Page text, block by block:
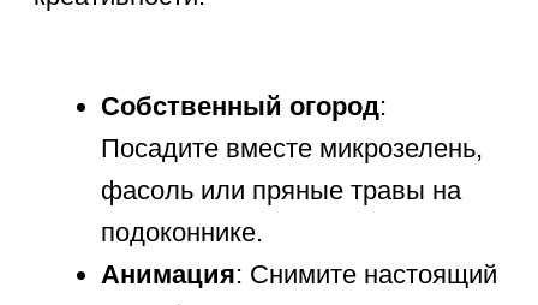
Развивающие занятия
для школьника